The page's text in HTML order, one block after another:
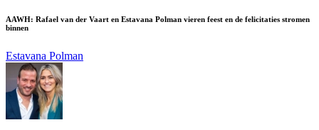
AAWH: Rafael van der Vaart en Estavana Polman vieren feest en de felicitaties stromen
binnen
Estavana Polman